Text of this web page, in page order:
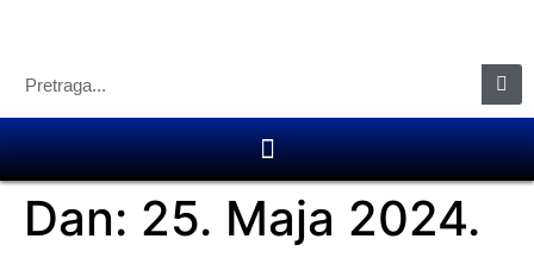
Dan: 25. Maja 2024.